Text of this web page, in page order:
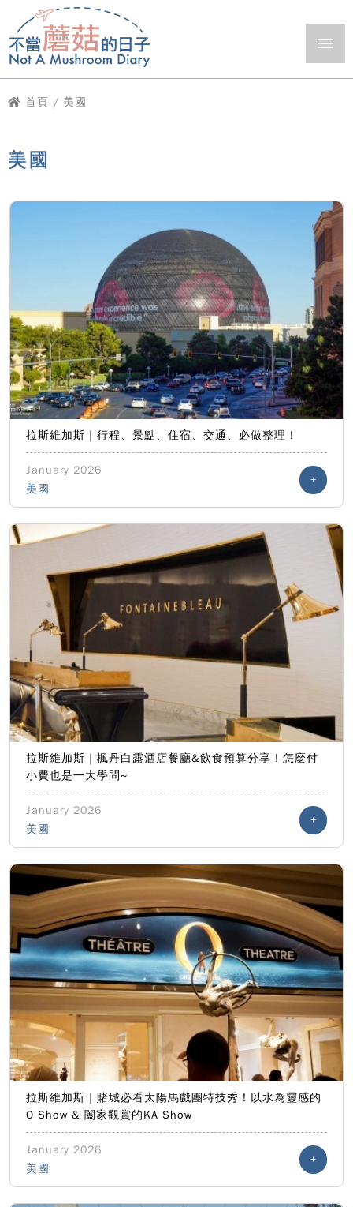
首頁 / 美國
美國
拉斯維加斯｜行程、景點、住宿、交通、必做整理！
January 2026
美國
+
拉斯維加斯｜楓丹白露酒店餐廳&飲食預算分享！怎麼付
小費也是一大學問~
January 2026
美國
+
拉斯維加斯｜賭城必看太陽馬戲團特技秀！以水為靈感的
O Show & 闔家觀賞的KA Show
January 2026
美國
+